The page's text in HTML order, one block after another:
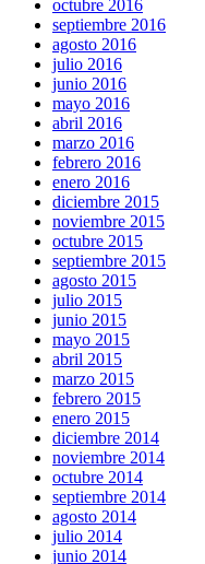
octubre 2016
septiembre 2016
agosto 2016
julio 2016
junio 2016
mayo 2016
abril 2016
marzo 2016
febrero 2016
enero 2016
diciembre 2015
noviembre 2015
octubre 2015
septiembre 2015
agosto 2015
julio 2015
junio 2015
mayo 2015
abril 2015
marzo 2015
febrero 2015
enero 2015
diciembre 2014
noviembre 2014
octubre 2014
septiembre 2014
agosto 2014
julio 2014
junio 2014